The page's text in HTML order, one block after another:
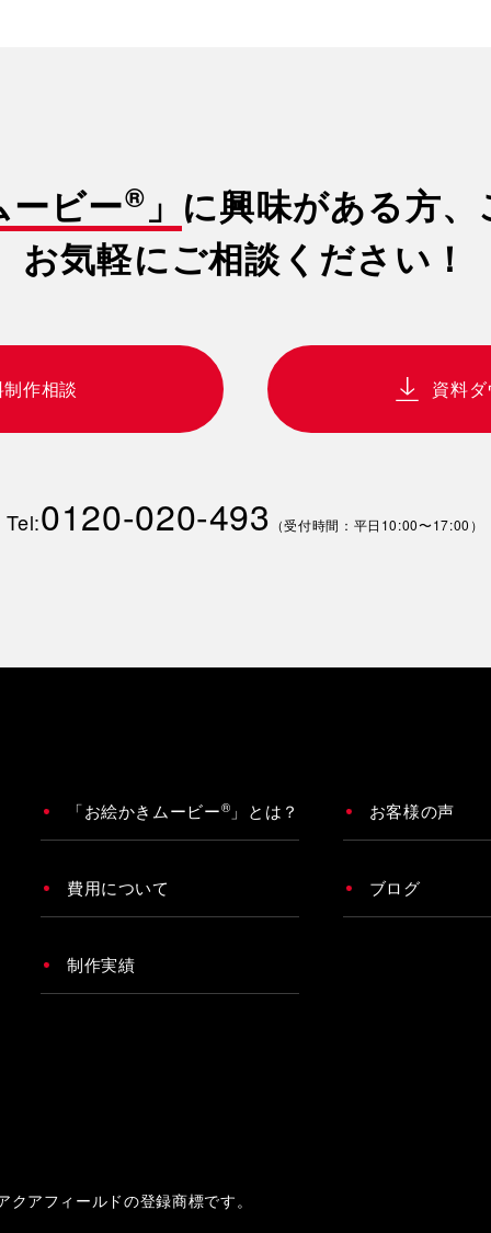
ビー® 」 に興味がある方
お気軽にご相談ください！
作相談 資料
Tel:0120-020-493 （受付時間：平日10:00〜17:00）
「お絵かきムービー® 」とは？ お客様の声
費用について ブログ
制作実績
クアフィールドの登録商標です。